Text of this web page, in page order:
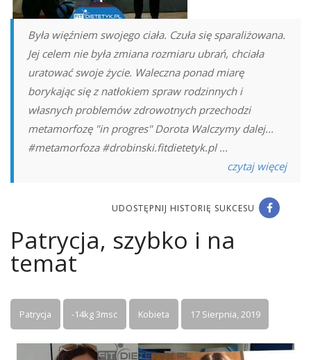
Była więźniem swojego ciała. Czuła się sparaliżowana.
Jej celem nie była zmiana rozmiaru ubrań, chciała
uratować swoje życie. Waleczna ponad miarę
borykając się z natłokiem spraw rodzinnych i
własnych problemów zdrowotnych przechodzi
metamorfozę "in progres" Dorota Walczymy dalej...
#metamorfoza #drobinski.fitdietetyk.pl ...
czytaj więcej
UDOSTĘPNIJ HISTORIĘ SUKCESU
Patrycja, szybko i na
temat
Patrycja -14kg 3msc Kobieta 17 Sierpnia, 2019